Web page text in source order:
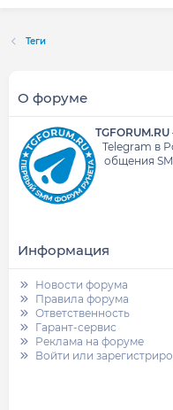
Теги
О форуме
TGFORUM.RU
Telegram в
общения
Информация
Новости форума
Правила форума
Ответственность
Гарант-сервис
Реклама на форуме
Войти или